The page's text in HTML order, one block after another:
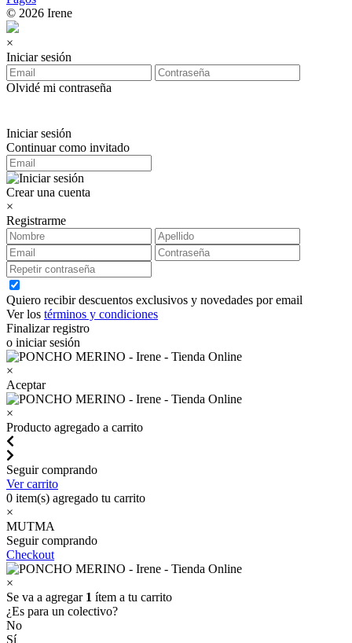
© 2026 Irene
×
Iniciar sesión
Olvidé mi contraseña
Iniciar sesión
Continuar como invitado
Crear una cuenta
×
Registrarme
Quiero recibir descuentos exclusivos y novedades por email
Ver los términos y condiciones
Finalizar registro
o iniciar sesión
×
Aceptar
×
Producto agregado a carrito
Seguir comprando
Ver carrito
0 item(s) agregado tu carrito
×
MUTMA
Seguir comprando
Checkout
×
Se va a agregar 1 ítem a tu carrito
¿Es para un colectivo?
No
Sí